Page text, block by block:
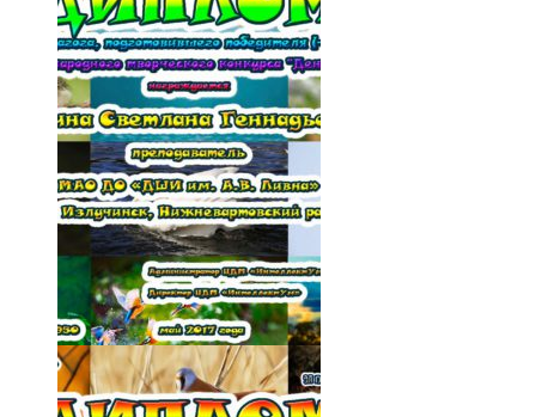
016-qrcfpeX23FY